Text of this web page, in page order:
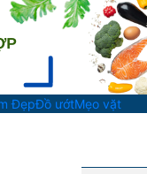
ĐẹpĐồ ướtMẹo vặt